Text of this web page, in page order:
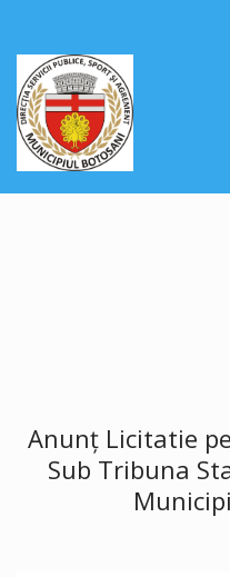
Anunţ Licitatie
Sub Tribuna